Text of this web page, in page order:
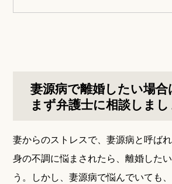
妻源病で離婚したい場
まず弁護士に相談しまし
妻からのストレスで、妻源病と呼ば
身の不調に悩まされたら、離婚した
う。しかし、妻源病で悩んでいても